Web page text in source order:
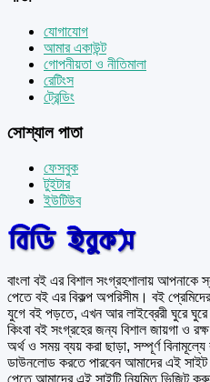
যোগাযোগ
আমার একাউন্ট
গোপনীয়তা ও নীতিমালা
রেটিংস
ট্রেন্ডিং
সোশ্যাল পাতা
ফেসবুক
টুইটার
ইউটিউব
বাংলা বই এর বিশাল সংগ্রহশালায়
পেতে বই এর বিকল্প অপরিসীম। বই
যুগে বই পড়তে, এখন আর লাইব্রেরী ঘুরে
কিংবা বই সংগ্রহের জন্য বিশাল জায়গা ও
অর্থ ও সময় ব্যয় করা ছাড়া, সম্পূর্ণ
ডাউনলোড করতে পারবেন আমাদের এই সাইট
পেতে আমাদের এই সাইটি নিয়মিত ভিজিট